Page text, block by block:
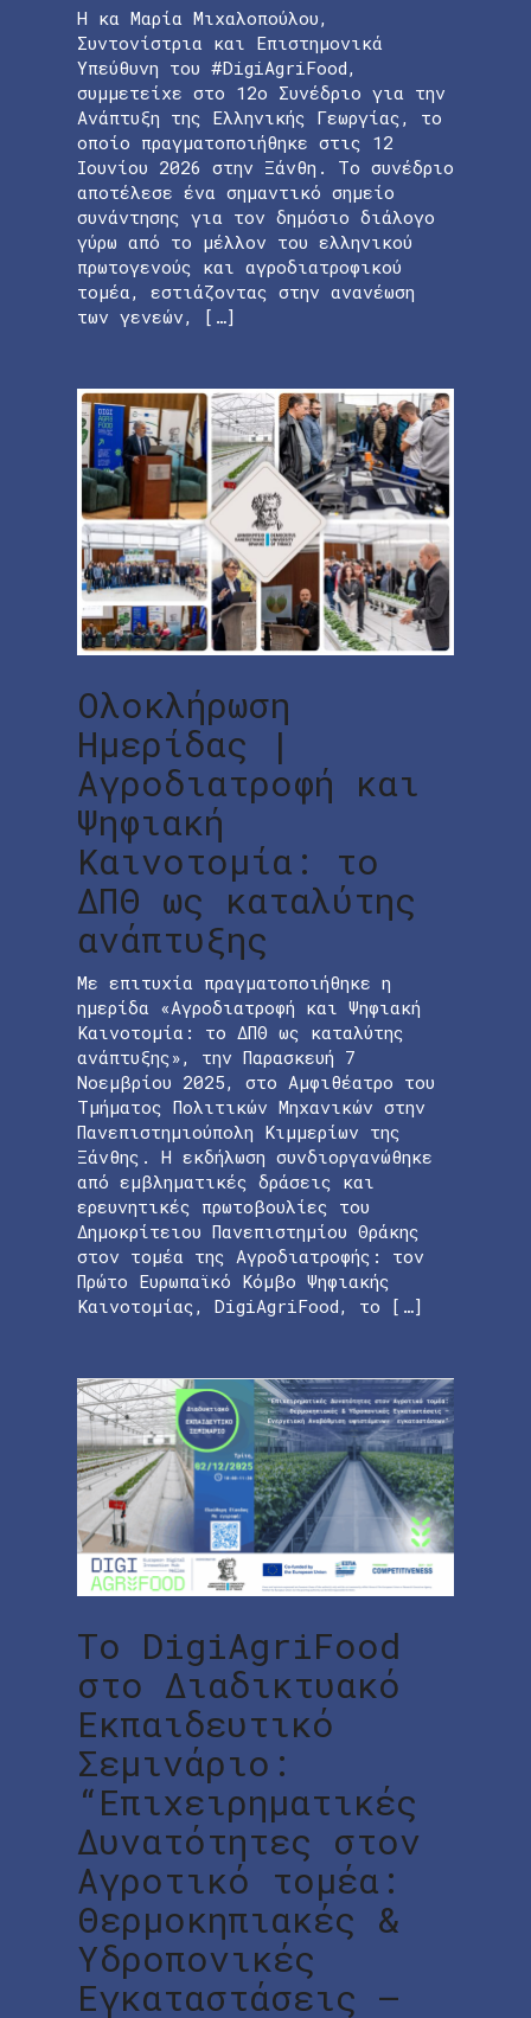
Η κα Μαρία Μιχαλοπούλου,
Συντονίστρια και Επιστημονικά
Υπεύθυνη του #DigiAgriFood,
συμμετείχε στο 12ο Συνέδριο για την
Ανάπτυξη της Ελληνικής Γεωργίας, το
οποίο πραγματοποιήθηκε στις 12
Ιουνίου 2026 στην Ξάνθη. Το συνέδριο
αποτέλεσε ένα σημαντικό σημείο
συνάντησης για τον δημόσιο διάλογο
γύρω από το μέλλον του ελληνικού
πρωτογενούς και αγροδιατροφικού
τομέα, εστιάζοντας στην ανανέωση
των γενεών, […]
Ολοκλήρωση
Ημερίδας |
Αγροδιατροφή και
Ψηφιακή
Καινοτομία: το
ΔΠΘ ως καταλύτης
ανάπτυξης
Με επιτυχία πραγματοποιήθηκε η
ημερίδα «Αγροδιατροφή και Ψηφιακή
Καινοτομία: το ΔΠΘ ως καταλύτης
ανάπτυξης», την Παρασκευή 7
Νοεμβρίου 2025, στο Αμφιθέατρο του
Τμήματος Πολιτικών Μηχανικών στην
Πανεπιστημιούπολη Κιμμερίων της
Ξάνθης. Η εκδήλωση συνδιοργανώθηκε
από εμβληματικές δράσεις και
ερευνητικές πρωτοβουλίες του
Δημοκρίτειου Πανεπιστημίου Θράκης
στον τομέα της Αγροδιατροφής: τον
Πρώτο Ευρωπαϊκό Κόμβο Ψηφιακής
Καινοτομίας, DigiAgriFood, το […]
Το DigiAgriFood
στο Διαδικτυακό
Εκπαιδευτικό
Σεμινάριο:
“Επιχειρηματικές
Δυνατότητες στον
Αγροτικό τομέα:
Θερμοκηπιακές &
Υδροπονικές
Εγκαταστάσεις –